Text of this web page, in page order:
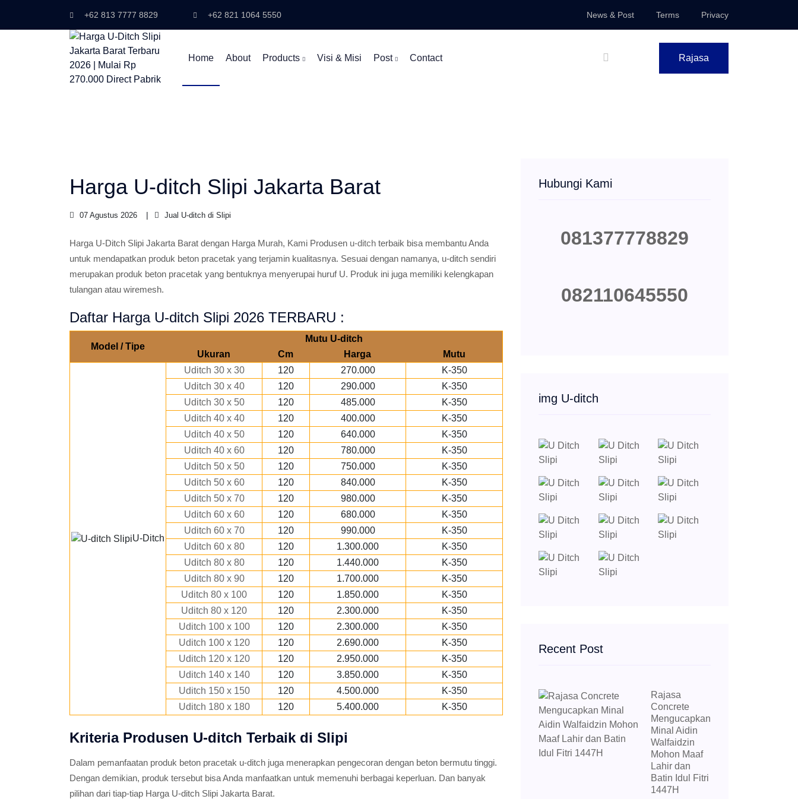
+62 813 7777 8829 +62 821 1064 5550 News & Post Terms Privacy
Home About Products Visi & Misi Post Contact Rajasa
Harga U-ditch Slipi Jakarta Barat
07 Agustus 2026 Jual U-ditch di Slipi
Harga U-Ditch Slipi Jakarta Barat dengan Harga Murah, Kami Produsen u-ditch terbaik bisa membantu Anda
untuk mendapatkan produk beton pracetak yang terjamin kualitasnya. Sesuai dengan namanya, u-ditch sendiri
merupakan produk beton pracetak yang bentuknya menyerupai huruf U. Produk ini juga memiliki kelengkapan
tulangan atau wiremesh.
Daftar Harga U-ditch Slipi 2026 TERBARU :
Model / Tipe
Mutu U-ditch
Ukuran
Cm Harga Mutu
U-Ditch
Uditch 30 x 30 120 270.000
K-350
Uditch 30 x 40
120 290.000
K-350
Uditch 30 x 50
120 485.000
K-350
Uditch 40 x 40
120 400.000
K-350
Uditch 40 x 50
120 640.000
K-350
Uditch 40 x 60
120 780.000
K-350
Uditch 50 x 50
120 750.000
K-350
Uditch 50 x 60
120 840.000
K-350
Uditch 50 x 70
120 980.000
K-350
Uditch 60 x 60
120 680.000
K-350
Uditch 60 x 70
120 990.000
K-350
Uditch 60 x 80
120 1.300.000
K-350
Uditch 80 x 80
120 1.440.000
K-350
Uditch 80 x 90
120 1.700.000
K-350
Uditch 80 x 100
120 1.850.000
K-350
Uditch 80 x 120
120 2.300.000
K-350
Uditch 100 x 100
120 2.300.000
K-350
Uditch 100 x 120
120 2.690.000
K-350
Uditch 120 x 120
120 2.950.000
K-350
Uditch 140 x 140
120 3.850.000
K-350
Uditch 150 x 150
120 4.500.000
K-350
Uditch 180 x 180
120 5.400.000 K-350
Kriteria Produsen U-ditch Terbaik di Slipi
Dalam pemanfaatan produk beton pracetak u-ditch juga menerapkan pengecoran dengan beton bermutu tinggi.
Dengan demikian, produk tersebut bisa Anda manfaatkan untuk memenuhi berbagai keperluan. Dan banyak
pilihan dari tiap-tiap Harga U-ditch Slipi Jakarta Barat.
Hubungi Kami
081377778829
082110645550
img U-ditch
Recent Post
Rajasa
Concrete
Mengucapkan
Minal Aidin
Walfaidzin
Mohon Maaf
Lahir dan
Batin Idul Fitri
1447H